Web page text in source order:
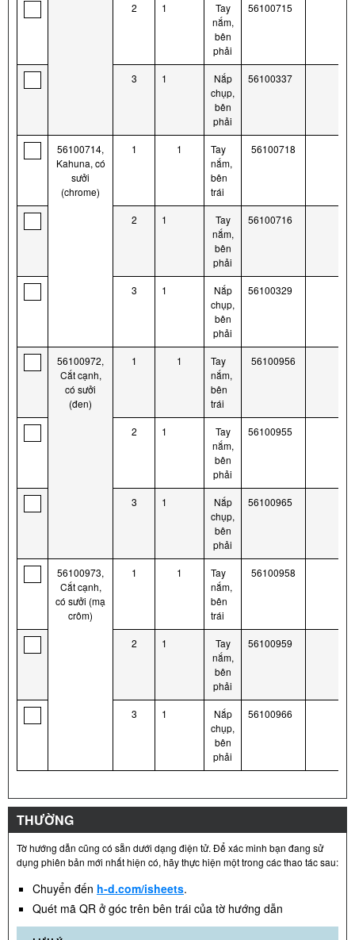
2 1
Tay
nắm,
bên
phải
56100715
3 1
Nắp
chụp,
bên
phải
56100337
56100714,
Kahuna, có
sưởi
(chrome)
1 1
Tay
nắm,
bên
trái
56100718
2 1
Tay
nắm,
bên
phải
56100716
3 1
Nắp
chụp,
bên
phải
56100329
56100972,
Cắt cạnh,
có sưởi
(đen)
1 1
Tay
nắm,
bên
trái
56100956
2 1
Tay
nắm,
bên
phải
56100955
3 1
Nắp
chụp,
bên
phải
56100965
56100973,
Cắt cạnh,
có sưởi (mạ
crôm)
1 1
Tay
nắm,
bên
trái
56100958
2 1
Tay
nắm,
bên
phải
56100959
3 1
Nắp
chụp,
bên
phải
56100966
THƯỜNG
Tờ hướng dẫn cũng có sẵn dưới dạng điện tử. Để xác minh bạn đang sử
dụng phiên bản mới nhất hiện có, hãy thực hiện một trong các thao tác sau:
Chuyển đến h-d.com/isheets.
Quét mã QR ở góc trên bên trái của tờ hướng dẫn